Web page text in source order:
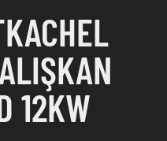
12KW